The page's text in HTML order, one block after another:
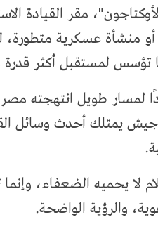
مقر القيادة
منشأة عسكرية
تؤسس لمستقبل أكثر
لمسار طويل انتهجته
يمتلك أحدث وسائل
لا يحميه الضعفاء،
والرؤية الواضحة.